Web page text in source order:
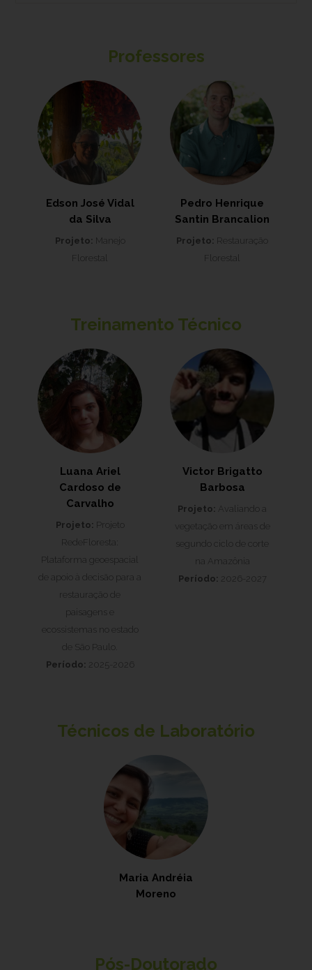
Professores
Edson José Vidal
da Silva
Projeto: Manejo
Florestal
Pedro Henrique
Santin Brancalion
Projeto: Restauração
Florestal
Treinamento Técnico
Luana Ariel
Cardoso de
Carvalho
Projeto: Projeto
RedeFloresta:
Plataforma geoespacial
de apoio à decisão para a
restauração de
paisagens e
ecossistemas no estado
de São Paulo.
Período: 2025-2026
Victor Brigatto
Barbosa
Projeto: Avaliando a
vegetação em áreas de
segundo ciclo de corte
na Amazônia
Período: 2026-2027
Técnicos de Laboratório
Maria Andréia
Moreno
Pós-Doutorado